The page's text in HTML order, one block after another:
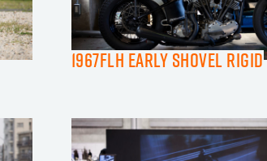
1967FLH Early Shovel Rigid